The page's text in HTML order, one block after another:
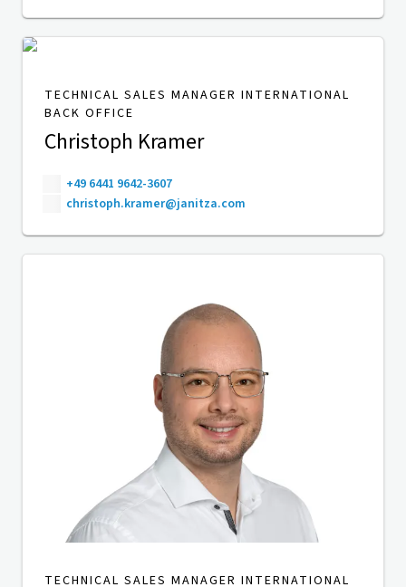
TECHNICAL SALES MANAGER INTERNATIONAL
BACK OFFICE
Christoph Kramer
+49 6441 9642-3607
christoph.kramer@janitza.com
TECHNICAL SALES MANAGER INTERNATIONAL